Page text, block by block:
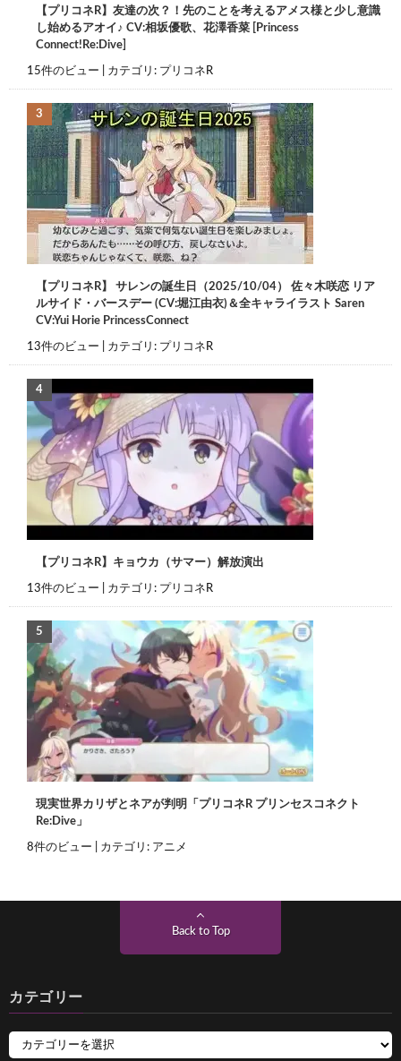
【プリコネR】友達の次？！先のことを考えるアメス様と少し意識
し始めるアオイ♪ CV:相坂優歌、花澤香菜 [Princess
Connect!Re:Dive]
15件のビュー カテゴリ: プリコネR
【プリコネR】 サレンの誕生日（2025/10/04） 佐々木咲恋 リア
ルサイド・バースデー (CV:堀江由衣)＆全キャライラスト Saren
CV:Yui Horie PrincessConnect
13件のビュー カテゴリ: プリコネR
【プリコネR】キョウカ（サマー）解放演出
13件のビュー カテゴリ: プリコネR
現実世界カリザとネアが判明「プリコネR プリンセスコネクト
Re:Dive」
8件のビュー カテゴリ: アニメ
Back to Top
カテゴリー